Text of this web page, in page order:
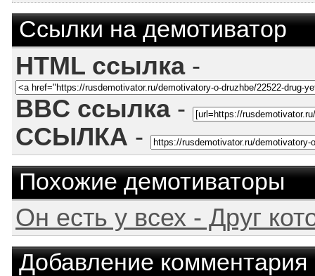
Ссылки на демотиватор
HTML ссылка-
BBC ссылка-
ССЫЛКА -
Похожие демотиваторы
Он есть у всех - Друг
Добавление комментария